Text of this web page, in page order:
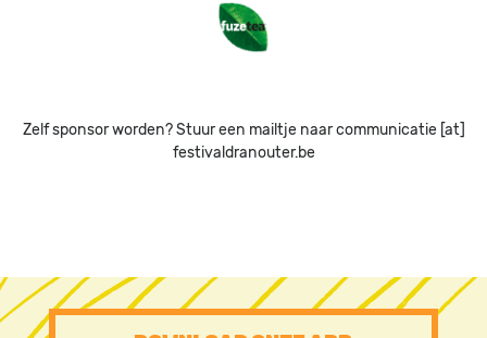
Image
Zelf sponsor worden? Stuur een mailtje naar communicatie [at]
festivaldranouter.be
PRE